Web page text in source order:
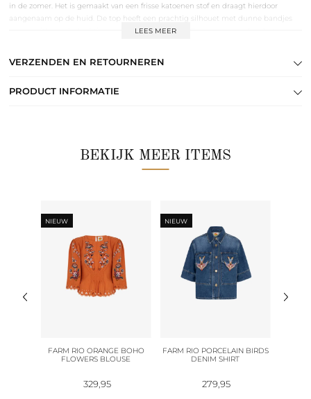
in de zomer. Het is gemaakt van een frisse katoenen stof en draagt hierdoor
aangenaam op de huid. De top heeft een prachtig silhouet met dunne bandjes
en een uitlopende, luchtige pasvorm. Het is een tijdloos item waardoor het een
LEES MEER
VERZENDEN EN RETOURNEREN
PRODUCT INFORMATIE
BEKIJK MEER ITEMS
NIEUW
FARM RIO ORANGE BOHO
FLOWERS BLOUSE
329,95
NIEUW
FARM RIO PORCELAIN BIRDS
DENIM SHIRT
279,95